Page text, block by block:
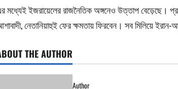
মধ্যেই ইজরায়েলের রাজনৈতিক অঙ্গনেও উত্তাপ বেড়েছে।
নেতানিয়াহুই ফের ক্ষমতায় ফিরবেন। সব মিলিয়ে
THE AUTHOR
Author